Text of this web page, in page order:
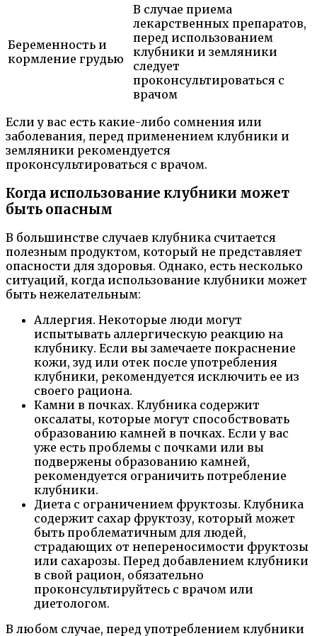
Беременность и
кормление грудью
В случае приема
лекарственных препаратов,
перед использованием
клубники и земляники
следует
проконсультироваться с
врачом
Если у вас есть какие-либо сомнения или
заболевания, перед применением клубники и
земляники рекомендуется
проконсультироваться с врачом.
Когда использование клубники может
быть опасным
В большинстве случаев клубника считается
полезным продуктом, который не представляет
опасности для здоровья. Однако, есть несколько
ситуаций, когда использование клубники может
быть нежелательным:
Аллергия. Некоторые люди могут
испытывать аллергическую реакцию на
клубнику. Если вы замечаете покраснение
кожи, зуд или отек после употребления
клубники, рекомендуется исключить ее из
своего рациона.
Камни в почках. Клубника содержит
оксалаты, которые могут способствовать
образованию камней в почках. Если у вас
уже есть проблемы с почками или вы
подвержены образованию камней,
рекомендуется ограничить потребление
клубники.
Диета с ограничением фруктозы. Клубника
содержит сахар фруктозу, который может
быть проблематичным для людей,
страдающих от непереносимости фруктозы
или сахарозы. Перед добавлением клубники
в свой рацион, обязательно
проконсультируйтесь с врачом или
диетологом.
В любом случае, перед употреблением клубники